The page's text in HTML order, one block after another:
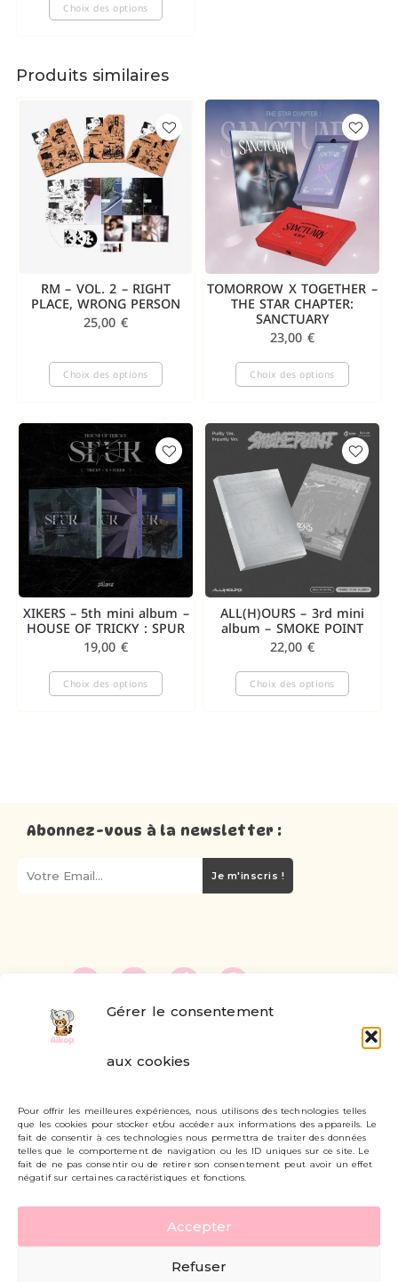
Gérer le consentement
aux cookies
Pour offrir les meilleures expériences, nous utilisons des technologies telles
que les cookies pour stocker et/ou accéder aux informations des appareils. Le
fait de consentir à ces technologies nous permettra de traiter des données
telles que le comportement de navigation ou les ID uniques sur ce site. Le
fait de ne pas consentir ou de retirer son consentement peut avoir un effet
négatif sur certaines caractéristiques et fonctions.
Accepter
Refuser
Choix des options
Produits similaires
RM – VOL. 2 – RIGHT
PLACE, WRONG PERSON
25,00 €
Choix des options
TOMORROW X TOGETHER –
THE STAR CHAPTER:
SANCTUARY
23,00 €
Choix des options
XIKERS – 5th mini album –
HOUSE OF TRICKY : SPUR
19,00 €
Choix des options
ALL(H)OURS – 3rd mini
album – SMOKE POINT
22,00 €
Choix des options
Abonnez-vous à la newsletter :
Je m'inscris !
Livraisons et retours
Mon compte
Carte cadeau
Politique de confidentialité
Mentions légales - CGV